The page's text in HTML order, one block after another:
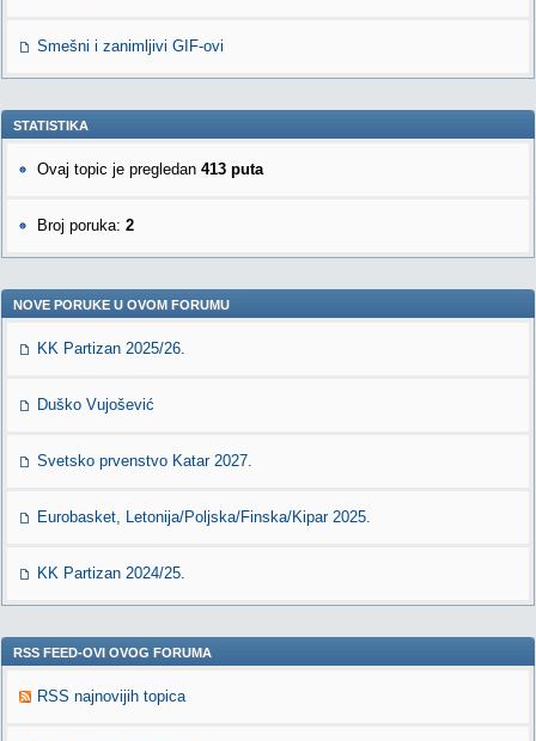
Smešni i zanimljivi GIF-ovi
STATISTIKA
Ovaj topic je pregledan 413 puta
Broj poruka: 2
NOVE PORUKE U OVOM FORUMU
KK Partizan 2025/26.
Duško Vujošević
Svetsko prvenstvo Katar 2027.
Eurobasket, Letonija/Poljska/Finska/Kipar 2025.
KK Partizan 2024/25.
RSS FEED-OVI OVOG FORUMA
RSS najnovijih topica